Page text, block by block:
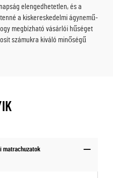
elengedhetetlen, és a
a kiskereskedelmi ágynemű-
megbízható vásárlói hűséget
számukra kiváló minőségű
matrachuzatok